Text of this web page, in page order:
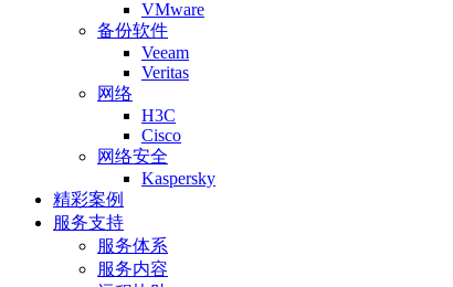
VMware
备份软件
Veeam
Veritas
网络
H3C
Cisco
网络安全
Kaspersky
精彩案例
服务支持
服务体系
服务内容